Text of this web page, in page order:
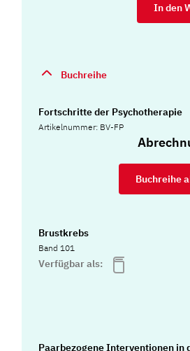
In den
Buchreihe
Fortschritte der Psychotherapie
Artikelnummer: BV-FP
Buchreihe
Brustkrebs
Band 101
Verfügbar als:
Paarbezogene Interventionen in